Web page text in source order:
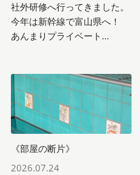
社外研修へ行ってきました。
今年は新幹線で富山県へ！
あんまりプライベート...
《部屋の断片》
2026.07.24